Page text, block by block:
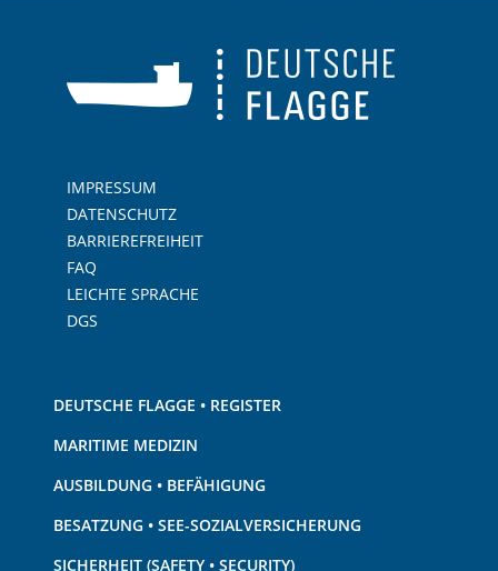
IMPRESSUM
DATENSCHUTZ
BARRIEREFREIHEIT
FAQ
LEICHTE SPRACHE
DGS
DEUTSCHE FLAGGE • REGISTER
MARITIME MEDIZIN
AUSBILDUNG • BEFÄHIGUNG
BESATZUNG • SEE-SOZIALVERSICHERUNG
SICHERHEIT (SAFETY • SECURITY)